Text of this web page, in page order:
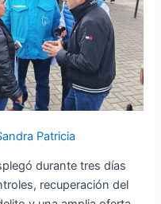
Patricia
durante tres días
recuperación del